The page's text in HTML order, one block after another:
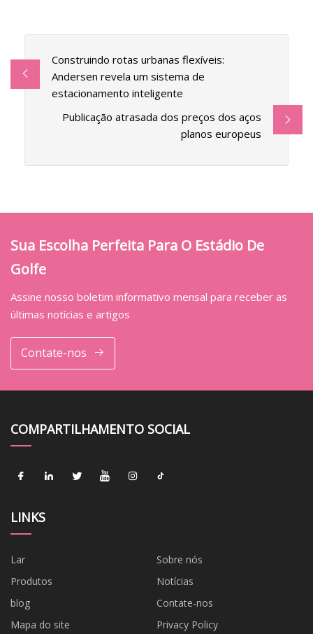
Construindo rotas urbanas flexíveis:
Andersen revela um sistema de
estacionamento inteligente
Publicação atrasada dos preços dos aços
planos europeus
Sua Escolha Perfeita Para O Estádio De
Golfe
Assine nosso boletim informativo mensal para receber as
últimas notícias e artigos
Contate-nos
COMPARTILHAMENTO SOCIAL
LINKS
Lar
Sobre nós
Produtos
Notícias
blog
Contate-nos
Mapa do site
Privacy Policy